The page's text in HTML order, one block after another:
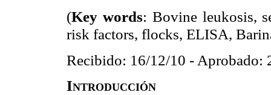
(Key words: Bovine leukosis,
risk factors, flocks, ELISA,
Recibido: 16/12/10 - Aprobado:
Introducción